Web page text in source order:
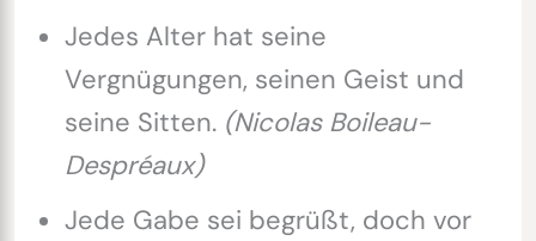
Jedes Alter hat seine
Vergnügungen, seinen Geist und
seine Sitten. (Nicolas Boileau-
Despréaux)
Jede Gabe sei begrüßt, doch vor